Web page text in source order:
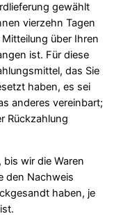
gewählt
vierzehn Tagen
über Ihren
ist. Für diese
das Sie
haben, es sei
anderes vereinbart;
Rückzahlung
wir die Waren
den Nachweis
haben, je